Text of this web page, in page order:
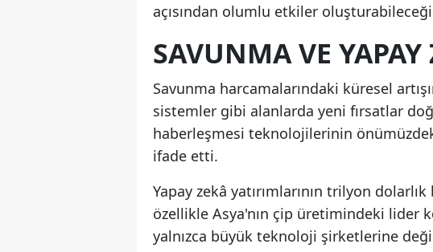
açısından olumlu etkiler
SAVUNMA VE
Savunma harcamalarındaki küresel
sistemler gibi alanlarda yeni fırsatlar
haberleşmesi teknolojilerinin
ifade etti.
Yapay zekâ yatırımlarının trilyon
özellikle Asya'nın çip üretimindeki lider
yalnızca büyük teknoloji şirketlerine